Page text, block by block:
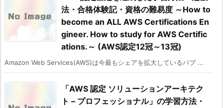
法・合格体験記・資格の難易度 ～How to
become an ALL AWS Certifications En
gineer. How to study for AWS Certific
ations.～ (AWS認定12冠～13冠)
Amazon Web Services(AWS)は今最もシェアを拡大しているパブ ...
「AWS 認定 ソリューションアーキテク
ト – プロフェッショナル」の学習方法・